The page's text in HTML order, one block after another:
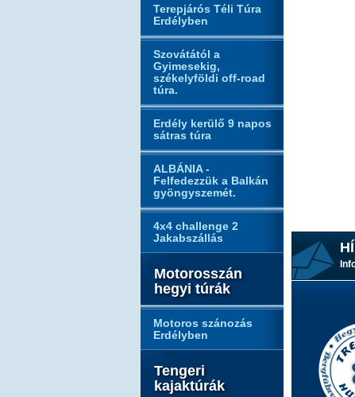
Terepjárós Téli Túra
Erdélyben
Szovátától a
Gyimesekig,
székelyföldi off-road
túra.
Erdély kerülő 9 napos
sátras túra
ALBÁNIA -
Felfedezzük a Balkán
gyöngyszemét.
4x4 challenge 2
Jakabszállás
Motorosszán
hegyi túrák
Motoros szánozás
Erdélyben
Tengeri
kajaktúrák